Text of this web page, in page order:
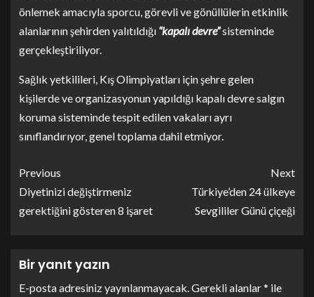
önlemek amacıyla sporcu, görevli ve gönüllülerin etkinlik
alanlarının şehirden yalıtıldığı “kapalı devre”sisteminde
gerçekleştiriliyor.
Sağlık yetkilileri, Kış Olimpiyatları için şehre gelen
kişilerde ve organizasyonun yapıldığı kapalı devre salgın
koruma sisteminde tespit edilen vakaları ayrı
sınıflandırıyor, genel toplama dahil etmiyor.
Previous
Diyetinizi değiştirmeniz
gerektiğini gösteren 8 işaret
Next
Türkiye’den 24 ülkeye
Sevgililer Günü çiçeği
Bir yanıt yazın
E-posta adresiniz yayınlanmayacak. Gerekli alanlar* ile